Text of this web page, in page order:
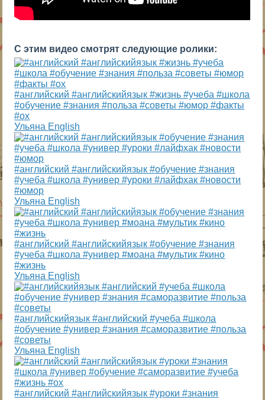
С этим видео смотрят следующие ролики:
#английский #английскийязык #жизнь #учеба #школа
#обучение #знания #польза #советы #юмор #факты
#ох
Ульяна English
#английский #английскийязык #обучение #знания
#учеба #школа #универ #уроки #лайфхак #новости
#юмор
Ульяна English
#английский #английскийязык #обучение #знания
#учеба #школа #универ #моана #мультик #кино
#жизнь
Ульяна English
#английскийязык #английский #учеба #школа
#обучение #универ #знания #саморазвитие #польза
#советы
Ульяна English
#английский #английскийязык #уроки #знания